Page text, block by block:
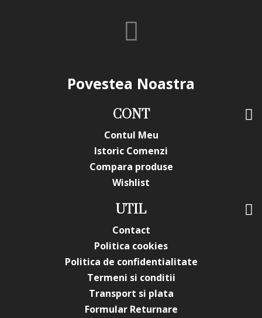
Povestea Noastra
CONT
Contul Meu
Istoric Comenzi
Compara produse
Wishlist
UTIL
Contact
Politica cookies
Politica de confidentialitate
Termeni si conditii
Transport si plata
Formular Returnare